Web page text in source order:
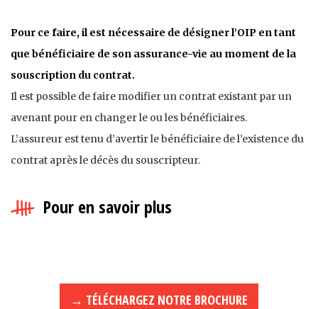
Pour ce faire, il est nécessaire de désigner l’OIP en tant
que bénéficiaire de son assurance-vie au moment de la
souscription du contrat.
Il est possible de faire modifier un contrat existant par un
avenant pour en changer le ou les bénéficiaires.
L’assureur est tenu d’avertir le bénéficiaire de l’existence du
contrat après le décès du souscripteur.
Pour en savoir plus
→ TÉLÉCHARGEZ NOTRE BROCHURE